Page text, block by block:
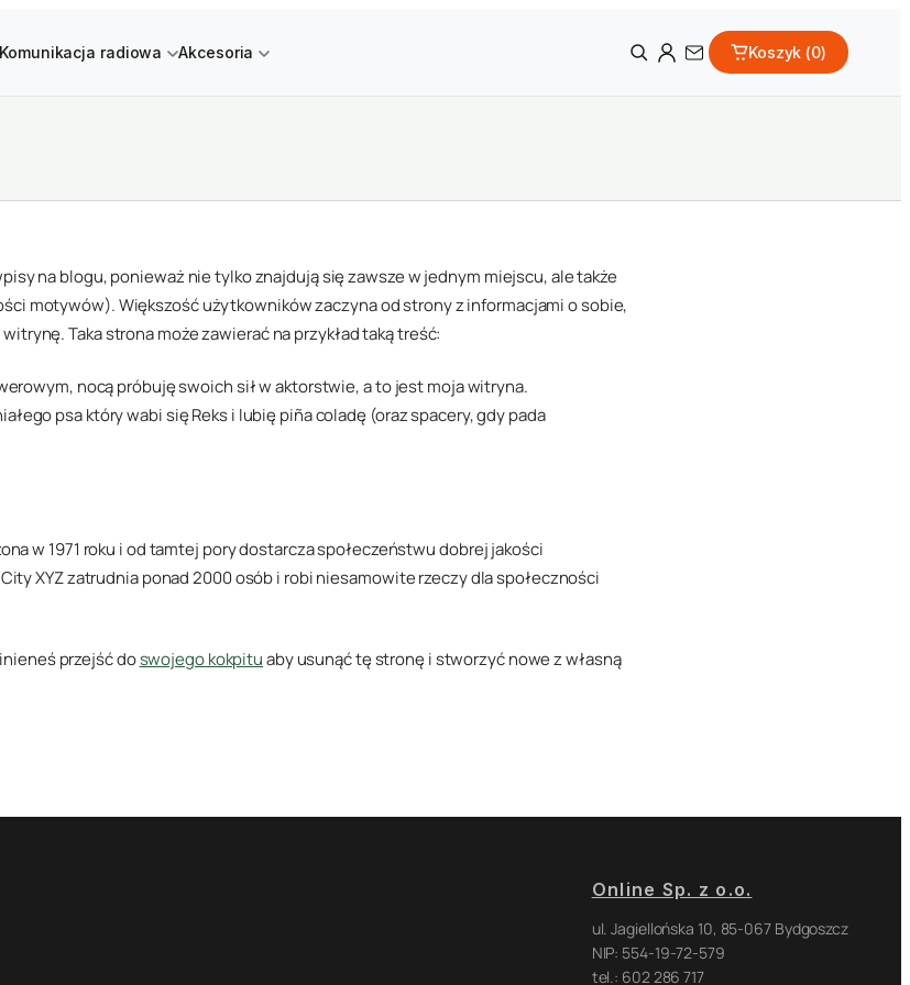
Komunikacja radiowa Akcesoria Koszyk (0)
na blogu, ponieważ nie tylko znajdują się zawsze w jednym miejscu, ale także
motywów). Większość użytkowników zaczyna od strony z informacjami o sobie,
Taka strona może zawierać na przykład taką treść:
nocą próbuję swoich sił w aktorstwie, a to jest moja witryna.
psa który wabi się Reks i lubię piña coladę (oraz spacery, gdy pada
w 1971 roku i od tamtej pory dostarcza społeczeństwu dobrej jakości
XYZ zatrudnia ponad 2000 osób i robi niesamowite rzeczy dla społeczności
przejść doswojego kokpituaby usunąć tę stronę i stworzyć nowe z własną
Online Sp. z o.o.
ul. Jagiellońska 10, 85-067 Bydgoszcz
NIP: 554-19-72-579
tel.: 602 286 717